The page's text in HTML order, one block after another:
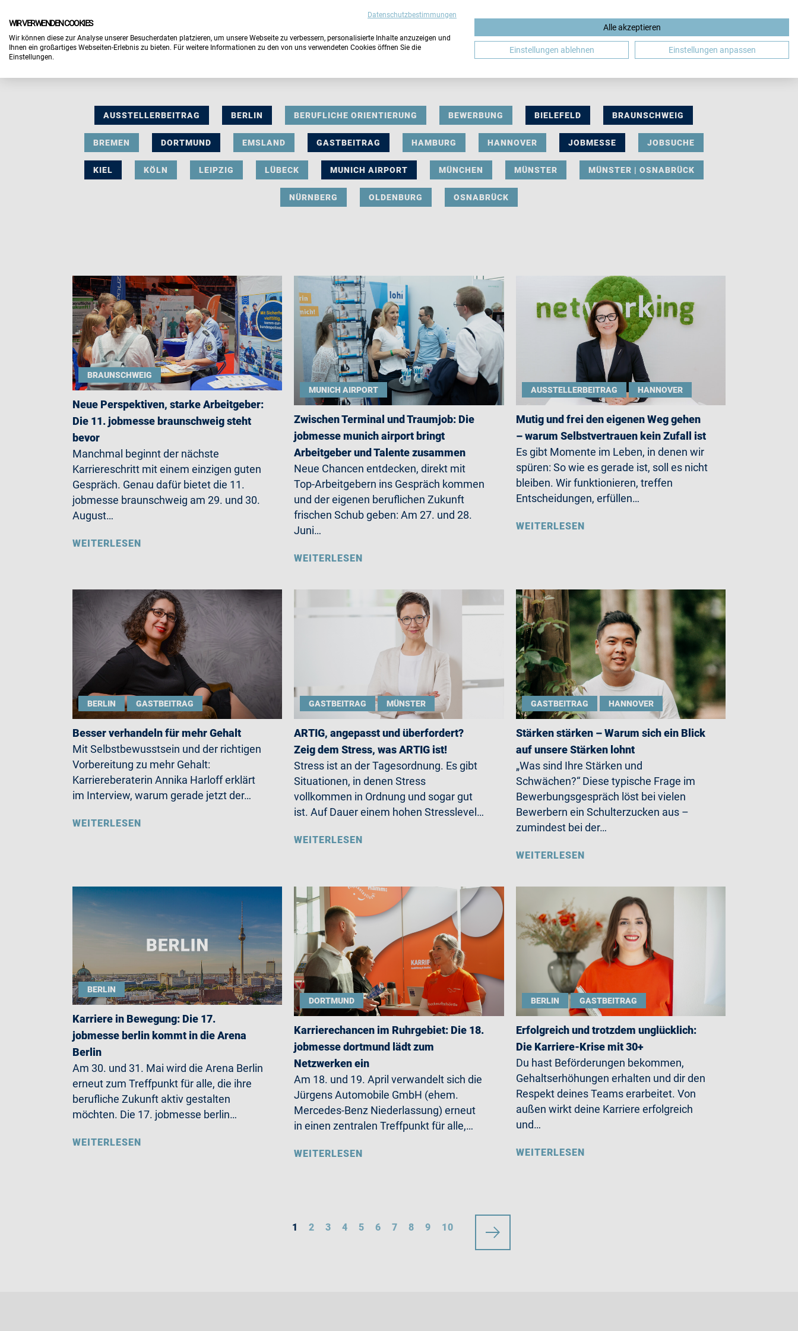
DE
AUSSTELLERBEITRAG BERLIN BERUFLICHE ORIENTIERUNG BEWERBUNG BIELEFELD BRAUNSCHWEIG
BREMEN DORTMUND EMSLAND GASTBEITRAG HAMBURG HANNOVER JOBMESSE JOBSUCHE
KIEL KÖLN LEIPZIG LÜBECK MUNICH AIRPORT MÜNCHEN MÜNSTER MÜNSTER | OSNABRÜCK
NÜRNBERG OLDENBURG OSNABRÜCK
BRAUNSCHWEIG
Neue Perspektiven, starke Arbeitgeber:
Die 11. jobmesse braunschweig steht
bevor
Manchmal beginnt der nächste
Karriereschritt mit einem einzigen guten
Gespräch. Genau dafür bietet die 11.
jobmesse braunschweig am 29. und 30.
August…
WEITERLESEN
MUNICH AIRPORT
Zwischen Terminal und Traumjob: Die
jobmesse munich airport bringt
Arbeitgeber und Talente zusammen
Neue Chancen entdecken, direkt mit
Top-Arbeitgebern ins Gespräch kommen
und der eigenen beruflichen Zukunft
frischen Schub geben: Am 27. und 28.
Juni…
WEITERLESEN
AUSSTELLERBEITRAG HANNOVER
Mutig und frei den eigenen Weg gehen
– warum Selbstvertrauen kein Zufall ist
Es gibt Momente im Leben, in denen wir
spüren: So wie es gerade ist, soll es nicht
bleiben. Wir funktionieren, treffen
Entscheidungen, erfüllen…
WEITERLESEN
BERLIN GASTBEITRAG
Besser verhandeln für mehr Gehalt
Mit Selbstbewusstsein und der richtigen
Vorbereitung zu mehr Gehalt:
Karriereberaterin Annika Harloff erklärt
im Interview, warum gerade jetzt der…
WEITERLESEN
GASTBEITRAG MÜNSTER
ARTIG, angepasst und überfordert?
Zeig dem Stress, was ARTIG ist!
Stress ist an der Tagesordnung. Es gibt
Situationen, in denen Stress
vollkommen in Ordnung und sogar gut
ist. Auf Dauer einem hohen Stresslevel…
WEITERLESEN
GASTBEITRAG HANNOVER
Stärken stärken – Warum sich ein Blick
auf unsere Stärken lohnt
„Was sind Ihre Stärken und
Schwächen?“ Diese typische Frage im
Bewerbungsgespräch löst bei vielen
Bewerbern ein Schulterzucken aus –
zumindest bei der…
WEITERLESEN
BERLIN
Karriere in Bewegung: Die 17.
jobmesse berlin kommt in die Arena
Berlin
Am 30. und 31. Mai wird die Arena Berlin
erneut zum Treffpunkt für alle, die ihre
berufliche Zukunft aktiv gestalten
möchten. Die 17. jobmesse berlin…
WEITERLESEN
DORTMUND
Karrierechancen im Ruhrgebiet: Die 18.
jobmesse dortmund lädt zum
Netzwerken ein
Am 18. und 19. April verwandelt sich die
Jürgens Automobile GmbH (ehem.
Mercedes-Benz Niederlassung) erneut
in einen zentralen Treffpunkt für alle,…
WEITERLESEN
BERLIN GASTBEITRAG
Erfolgreich und trotzdem unglücklich:
Die Karriere-Krise mit 30+
Du hast Beförderungen bekommen,
Gehaltserhöhungen erhalten und dir den
Respekt deines Teams erarbeitet. Von
außen wirkt deine Karriere erfolgreich
und…
WEITERLESEN
1 2 3 4 5 6 7 8 9 10
Datenschutzbestimmungen
WIR VERWENDEN COOKIES
Wir können diese zur Analyse unserer Besucherdaten platzieren, um unsere Webseite zu verbessern, personalisierte Inhalte anzuzeigen und
Ihnen ein großartiges Webseiten-Erlebnis zu bieten. Für weitere Informationen zu den von uns verwendeten Cookies öffnen Sie die
Einstellungen.
Alle akzeptieren
Einstellungen ablehnen Einstellungen anpassen